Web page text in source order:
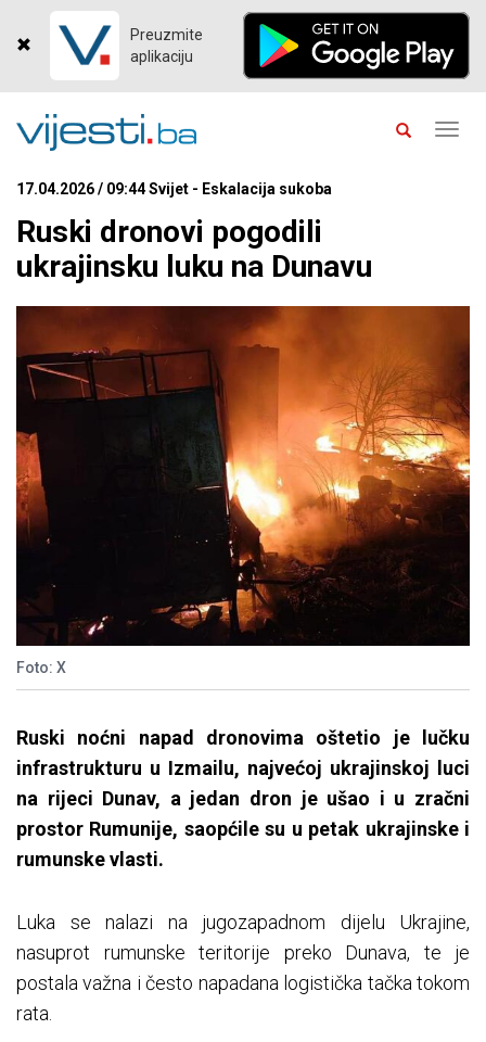
Preuzmite
aplikaciju
17.04.2026 / 09:44 Svijet - Eskalacija sukoba
Ruski dronovi pogodili
ukrajinsku luku na Dunavu
Foto: X
Ruski noćni napad dronovima oštetio je lučku
infrastrukturu u Izmailu, najvećoj ukrajinskoj luci
na rijeci Dunav, a jedan dron je ušao i u zračni
prostor Rumunije, saopćile su u petak ukrajinske i
rumunske vlasti.
Luka se nalazi na jugozapadnom dijelu Ukrajine,
nasuprot rumunske teritorije preko Dunava, te je
postala važna i često napadana logistička tačka tokom
rata.